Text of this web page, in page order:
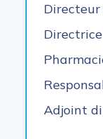
Directeur
Adjoint